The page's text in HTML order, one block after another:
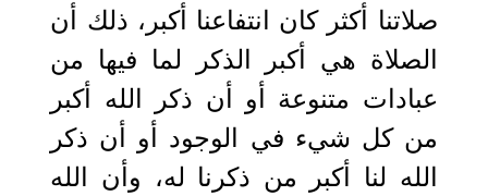
صلاتنا أكثر كان انتفاعنا أكبر، ذلك أن
الصلاة هي أكبر الذكر لما فيها من
عبادات متنوعة أو أن ذكر الله أكبر
من كل شيء في الوجود أو أن ذكر
الله لنا أكبر من ذكرنا له، وأن الله